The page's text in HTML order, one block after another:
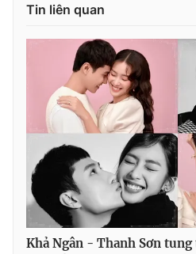
Tin liên quan
Khả Ngân - Thanh Sơn